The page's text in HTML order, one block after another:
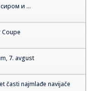
и ...
Coupe
7. avgust
časti najmlađe navijače